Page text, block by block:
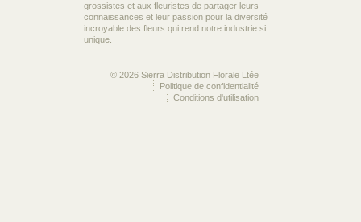
grossistes et aux fleuristes de partager leurs
connaissances et leur passion pour la diversité
incroyable des fleurs qui rend notre industrie si
unique.
© 2026 Sierra Distribution Florale Ltée
Politique de confidentialité
Conditions d'utilisation